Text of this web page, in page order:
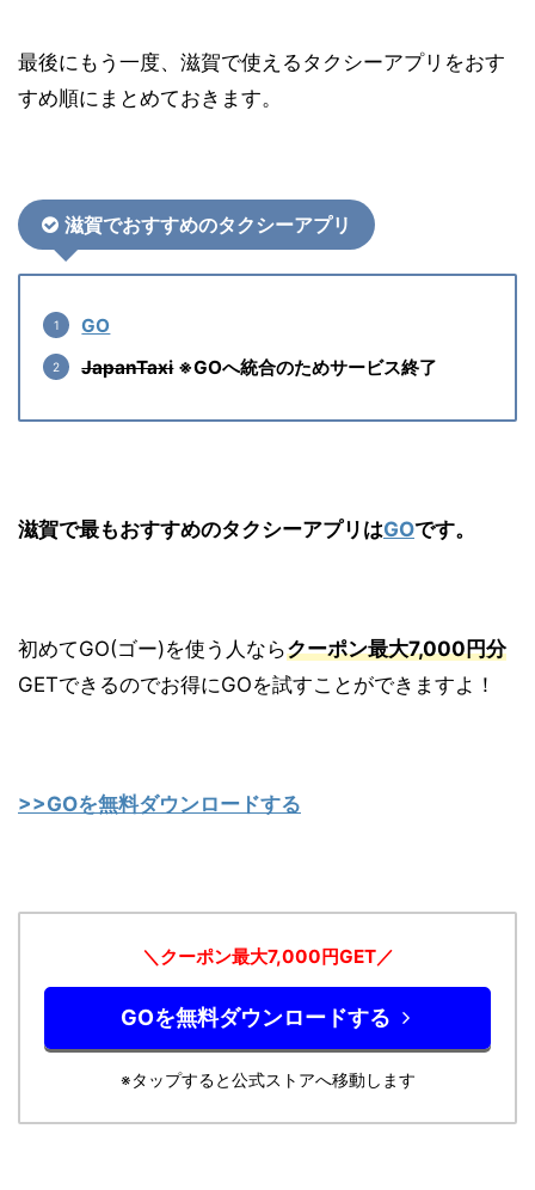
最後にもう一度、滋賀で使えるタクシーアプリをおす
すめ順にまとめておきます。
滋賀でおすすめのタクシーアプリ
GO
JapanTaxi※GOへ統合のためサービス終了
滋賀で最もおすすめのタクシーアプリはGOです。
初めてGO(ゴー)を使う人ならクーポン最大7,000円分
GETできるのでお得にGOを試すことができますよ！
>>GOを無料ダウンロードする
＼クーポン最大7,000円GET／
GOを無料ダウンロードする
※タップすると公式ストアへ移動します